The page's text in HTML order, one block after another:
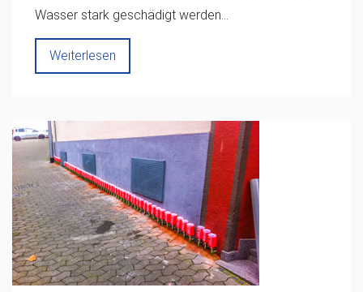
Wasser stark geschädigt werden...
Weiterlesen